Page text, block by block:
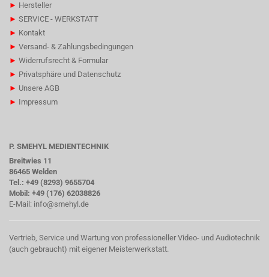
► Hersteller
► SERVICE - WERKSTATT
► Kontakt
► Versand- & Zahlungsbedingungen
► Widerrufsrecht & Formular
► Privatsphäre und Datenschutz
► Unsere AGB
► Impressum
P. SMEHYL MEDIENTECHNIK
Breitwies 11
86465 Welden
Tel.: +49 (8293) 9655704
Mobil: +49 (176) 62038826
E-Mail: info@smehyl.de
Vertrieb, Service und Wartung von professioneller Video- und Audiotechnik
(auch gebraucht) mit eigener Meisterwerkstatt.